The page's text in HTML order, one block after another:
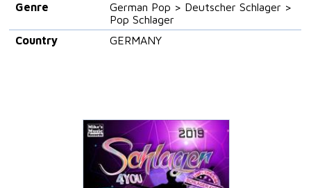
Genre
German Pop > Deutscher Schlager >
Pop Schlager
Country
GERMANY